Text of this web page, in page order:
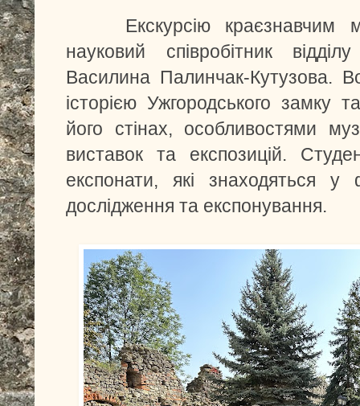
Екскурсію краєзнавчим
науковий співробітник
Василина Палинчак-Кутузова.
історією Ужгородського
його стінах, особливостями
виставок та експозицій.
експонати, які знаходяться
дослідження та експонування.